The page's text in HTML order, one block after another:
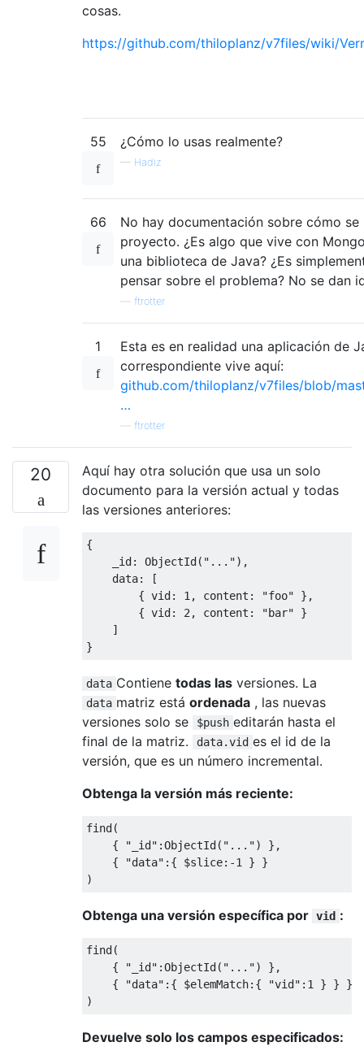
cosas.
https://github.com/thiloplanz/v7files/wiki/
55 ¿Cómo lo usas realmente?
— Hadiz
66
No hay documentación sobre cómo se
proyecto. ¿Es algo que vive con
una biblioteca de Java? ¿Es
pensar sobre el problema? No se dan
ftrotter
1
Esta es en realidad una aplicación de
correspondiente vive aquí:
github.com/thiloplanz/v7files/blob/
…
ftrotter
20
Aquí hay otra solución que usa un solo
documento para la versión actual y todas
las versiones anteriores:
{
    _id
: ObjectId( "..."),
    data
:
[
{ vid: 1 , content : "foo"
},
{ vid: 2 , content : "bar"
}
]
}
data Contiene todas las versiones. La
data matriz está ordenada , las nuevas
versiones solo se
$push editarán hasta el
final de la matriz.
data.vid es el id de la
versión, que es un número incremental.
Obtenga la versión más reciente:
find(
{
"_id" :ObjectId( "...")
},
{
"data" :{ $slice:-1 }
}
)
Obtenga una versión específica por vid :
find(
{
"_id" :ObjectId( "...")
},
{
"data" :{ $elemMatch:{ "vid" : 1 } }
}
)
Devuelve solo los campos especificados: